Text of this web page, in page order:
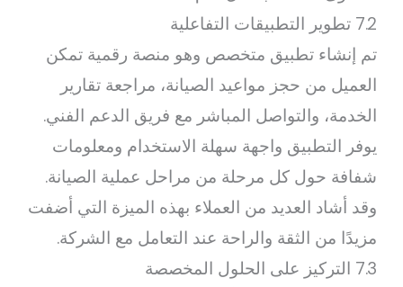
7.2 تطوير التطبيقات التفاعلية
تم إنشاء تطبيق متخصص وهو منصة رقمية تمكن
العميل من حجز مواعيد الصيانة، مراجعة تقارير
الخدمة، والتواصل المباشر مع فريق الدعم الفني.
يوفر التطبيق واجهة سهلة الاستخدام ومعلومات
شفافة حول كل مرحلة من مراحل عملية الصيانة.
وقد أشاد العديد من العملاء بهذه الميزة التي أضفت
مزيدًا من الثقة والراحة عند التعامل مع الشركة.
7.3 التركيز على الحلول المخصصة